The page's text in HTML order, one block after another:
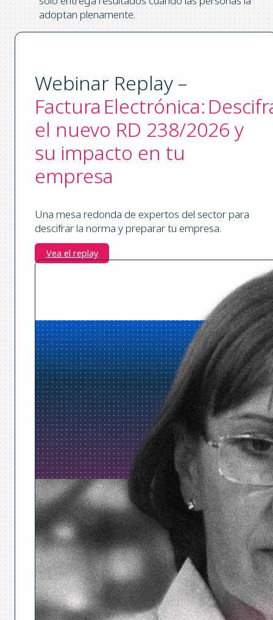
adoptan plenamente.
Webinar Replay –
Factura Electrónica:
el nuevo RD 238/2026 y
su impacto en tu
empresa
Una mesa redonda de expertos del sector para
descifrar la norma y preparar tu empresa.
Vea el replay